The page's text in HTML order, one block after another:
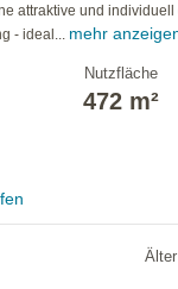
attraktive und
- ideal...
mehr
Nutzfläche
472 m²